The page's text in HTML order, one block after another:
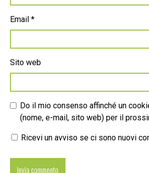
Email *
Sito web
Do il mio consenso affinché un
(nome, e-mail, sito web) per il
Ricevi un avviso se ci sono nuovi